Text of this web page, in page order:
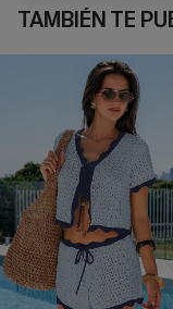
TAMBIÉN TE